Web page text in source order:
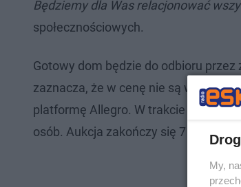
Będziemy dla Was relacjonować
społecznościowych.
Gotowy dom będzie do odbioru
zaznacza, że w cenę nie są wliczone
platformę Allegro. W trakcie pisania
osób. Aukcja zakończy się 7 lutego o
My,